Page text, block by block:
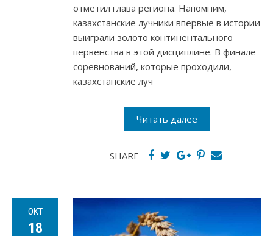
отметил глава региона. Напомним,
казахстанские лучники впервые в истории
выиграли золото континентального
первенства в этой дисциплине. В финале
соревнований, которые проходили,
казахстанские луч
Читать далее
SHARE
ОКТ
18